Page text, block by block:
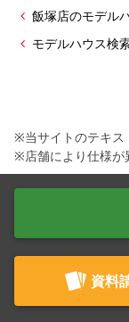
飯塚店のモデル
モデルハウス検
※当サイトのテキス
※店舗により仕様が
資料